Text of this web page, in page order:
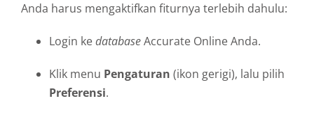
Anda harus mengaktifkan fiturnya terlebih dahulu:
Login kedatabaseAccurate Online Anda.
Klik menu Pengaturan (ikon gerigi), lalu pilih
Preferensi.